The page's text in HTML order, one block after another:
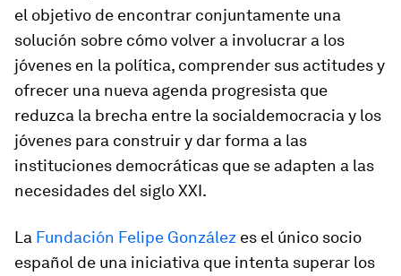
el objetivo de encontrar conjuntamente una
solución sobre cómo volver a involucrar a los
jóvenes en la política, comprender sus actitudes y
ofrecer una nueva agenda progresista que
reduzca la brecha entre la socialdemocracia y los
jóvenes para construir y dar forma a las
instituciones democráticas que se adapten a las
necesidades del siglo XXI.
La Fundación Felipe González es el único socio
español de una iniciativa que intenta superar los